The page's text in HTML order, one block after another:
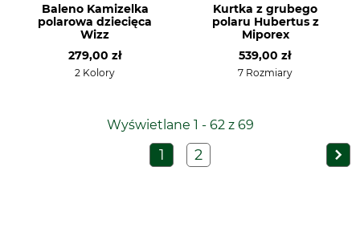
Baleno Kamizelka
polarowa dziecięca
Wizz
279,00 zł
2 Kolory
Kurtka z grubego
polaru Hubertus z
Miporex
539,00 zł
7 Rozmiary
Wyświetlane 1 - 62 z 69
1 2